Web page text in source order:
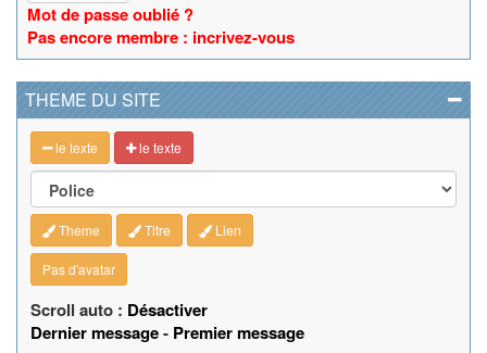
Mot de passe oublié ?
Pas encore membre : incrivez-vous
THEME DU SITE
le texte le texte
Theme Titre Lien
Pas d'avatar
Scroll auto : Désactiver
Dernier message- Premier message